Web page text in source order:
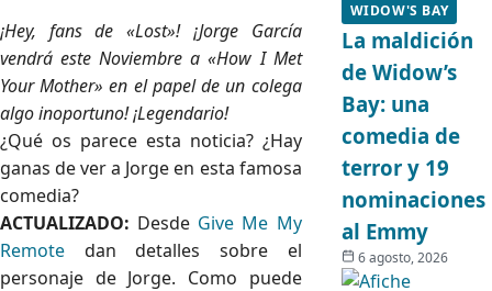
¡Hey, fans de «Lost»! ¡Jorge García
vendrá este Noviembre a «How I Met
Your Mother» en el papel de un colega
algo inoportuno! ¡Legendario!
¿Qué os parece esta noticia? ¿Hay
ganas de ver a Jorge en esta famosa
comedia?
ACTUALIZADO: Desde Give Me My
Remote dan detalles sobre el
personaje de Jorge. Como puede
WIDOW'S BAY
La maldición
de Widow’s
Bay: una
comedia de
terror y 19
nominaciones
al Emmy
6 agosto, 2026